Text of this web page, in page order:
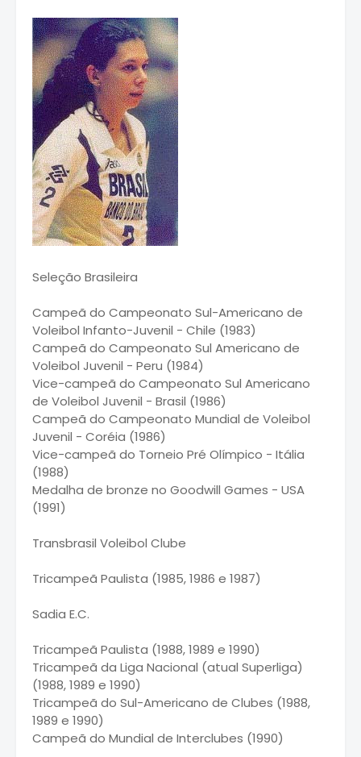
Seleção Brasileira
Campeã do Campeonato Sul-Americano de
Voleibol Infanto-Juvenil - Chile (1983)
Campeã do Campeonato Sul Americano de
Voleibol Juvenil - Peru (1984)
Vice-campeã do Campeonato Sul Americano
de Voleibol Juvenil - Brasil (1986)
Campeã do Campeonato Mundial de Voleibol
Juvenil - Coréia (1986)
Vice-campeã do Torneio Pré Olímpico - Itália
(1988)
Medalha de bronze no Goodwill Games - USA
(1991)
Transbrasil Voleibol Clube
Tricampeã Paulista (1985, 1986 e 1987)
Sadia E.C.
Tricampeã Paulista (1988, 1989 e 1990)
Tricampeã da Liga Nacional (atual Superliga)
(1988, 1989 e 1990)
Tricampeã do Sul-Americano de Clubes (1988,
1989 e 1990)
Campeã do Mundial de Interclubes (1990)